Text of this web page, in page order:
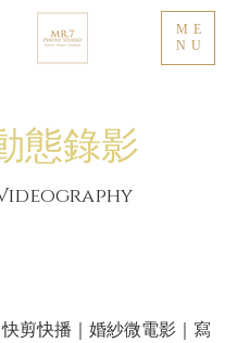
ME
NU
態錄影
剪快播｜婚紗微電影｜寫